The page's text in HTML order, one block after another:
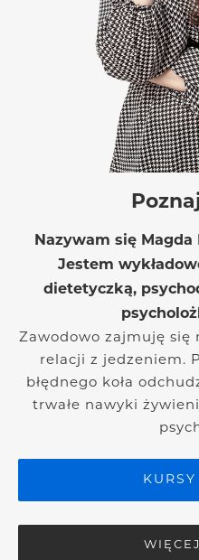
Nazywam się
Jestem
dietetyczką,
Zawodowo zajmuję się
relacji z jedzeniem.
błędnego koła
trwałe nawyki